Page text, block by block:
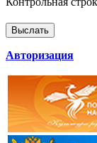
Авторизация